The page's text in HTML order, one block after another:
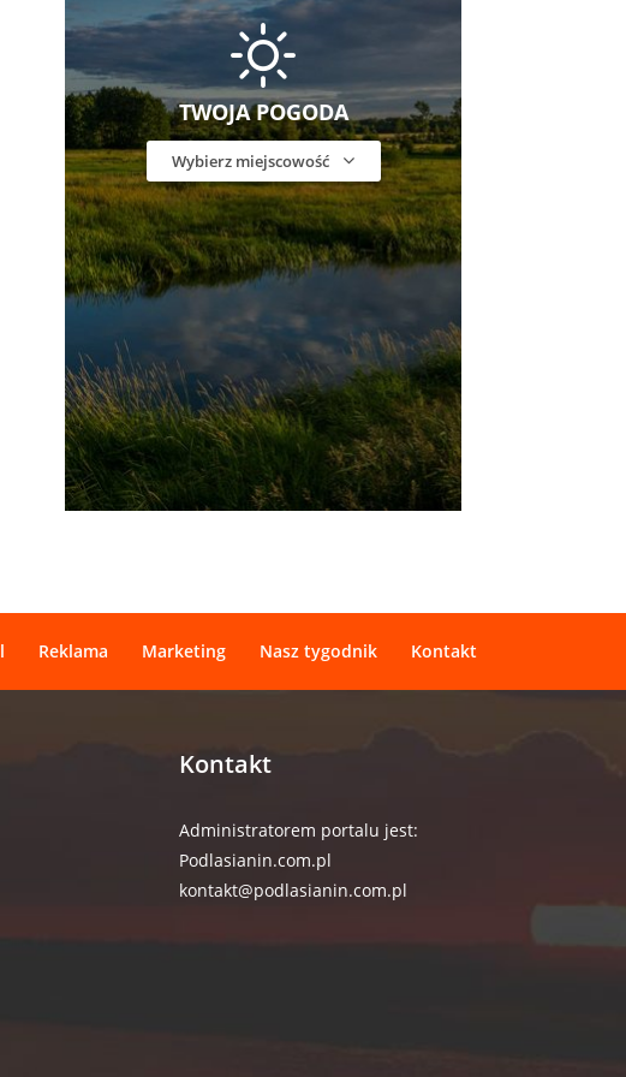
TWOJA POGODA
Wybierz miejscowość
Reklama Marketing Nasz tygodnik Kontakt
Kontakt
Administratorem portalu jest:
Podlasianin.com.pl
kontakt@podlasianin.com.pl